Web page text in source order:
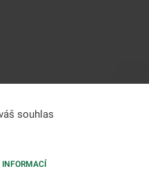
souhlas
INFORMACÍ